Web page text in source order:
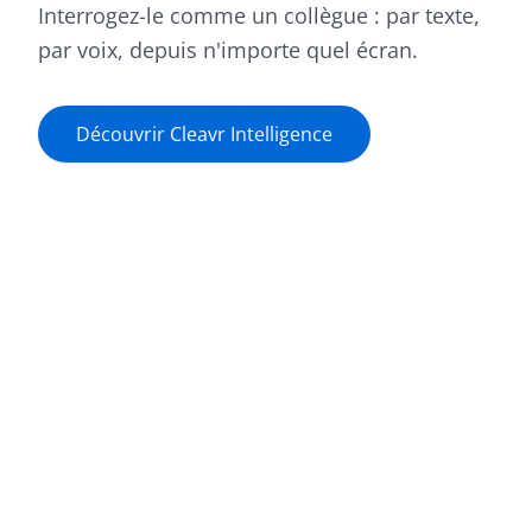
Interrogez-le comme un collègue : par texte,
par voix, depuis n'importe quel écran.
Découvrir Cleavr Intelligence